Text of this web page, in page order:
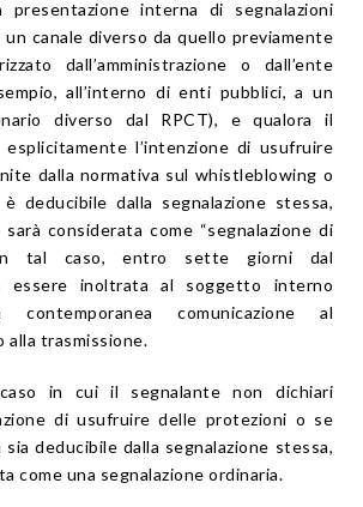
interna di segnalazioni
canale diverso da quello previamente
dall’amministrazione o dall’ente
all’interno di enti pubblici, a un
diverso dal RPCT), e qualora il
esplicitamente l’intenzione di usufruire
dalla normativa sul whistleblowing o
deducibile dalla segnalazione stessa,
considerata come “segnalazione di
In tal caso, entro sette giorni dal
essere inoltrata al soggetto interno
contemporanea comunicazione al
alla trasmissione.
in cui il segnalante non dichiari
di usufruire delle protezioni o se
deducibile dalla segnalazione stessa,
come una segnalazione ordinaria.